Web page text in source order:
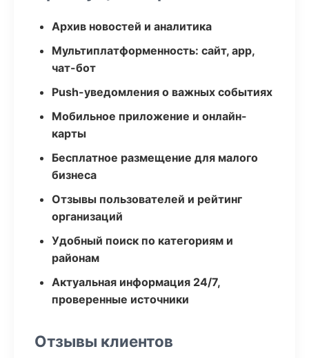
Архив новостей и аналитика
Мультиплатформенность: сайт, app,
чат-бот
Push-уведомления о важных событиях
Мобильное приложение и онлайн-
карты
Бесплатное размещение для малого
бизнеса
Отзывы пользователей и рейтинг
организаций
Удобный поиск по категориям и
районам
Актуальная информация 24/7,
проверенные источники
Отзывы клиентов